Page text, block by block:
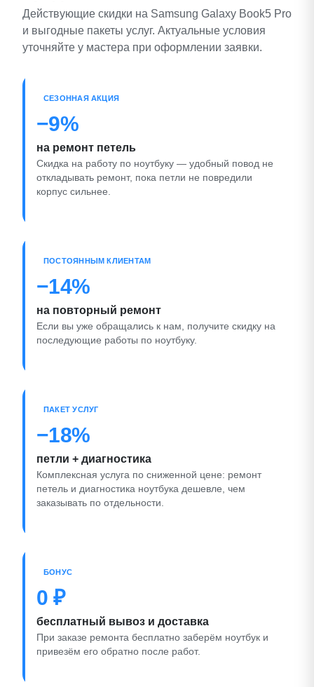
Действующие скидки на Samsung Galaxy Book5 Pro
и выгодные пакеты услуг. Актуальные условия
уточняйте у мастера при оформлении заявки.
СЕЗОННАЯ АКЦИЯ
−9%
на ремонт петель
Скидка на работу по ноутбуку — удобный повод не
откладывать ремонт, пока петли не повредили
корпус сильнее.
ПОСТОЯННЫМ КЛИЕНТАМ
−14%
на повторный ремонт
Если вы уже обращались к нам, получите скидку на
последующие работы по ноутбуку.
ПАКЕТ УСЛУГ
−18%
петли + диагностика
Комплексная услуга по сниженной цене: ремонт
петель и диагностика ноутбука дешевле, чем
заказывать по отдельности.
БОНУС
0 ₽
бесплатный вывоз и доставка
При заказе ремонта бесплатно заберём ноутбук и
привезём его обратно после работ.